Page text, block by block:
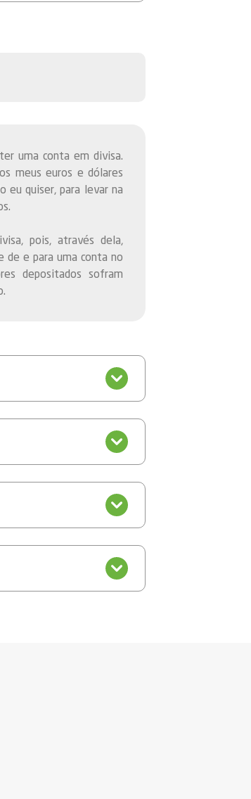
uma conta em divisa.
meus euros e dólares
eu quiser, para levar na
pois, através dela,
e para uma conta no
depositados sofram